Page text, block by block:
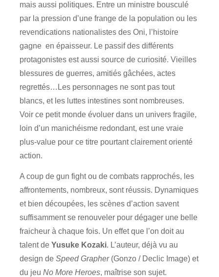
mais aussi politiques. Entre un ministre bousculé
par la pression d’une frange de la population ou les
revendications nationalistes des Oni, l’histoire
gagne en épaisseur. Le passif des différents
protagonistes est aussi source de curiosité. Vieilles
blessures de guerres, amitiés gâchées, actes
regrettés…Les personnages ne sont pas tout
blancs, et les luttes intestines sont nombreuses.
Voir ce petit monde évoluer dans un univers fragile,
loin d’un manichéisme redondant, est une vraie
plus-value pour ce titre pourtant clairement orienté
action.
A coup de gun fight ou de combats rapprochés, les
affrontements, nombreux, sont réussis. Dynamiques
et bien découpées, les scènes d’action savent
suffisamment se renouveler pour dégager une belle
fraicheur à chaque fois. Un effet que l’on doit au
talent de Yusuke Kozaki. L’auteur, déjà vu au
design de Speed Grapher(Gonzo / Declic Image) et
du jeu No More Heroes, maîtrise son sujet.